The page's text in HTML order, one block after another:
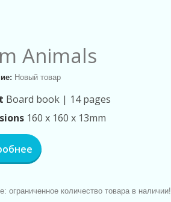
Animals
Новый товар
Board book | 14 pages
160 x 160 x 13mm
ограниченное количество товара в наличии!